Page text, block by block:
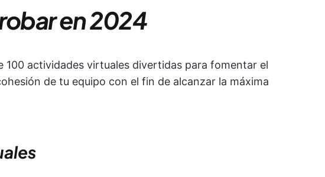
en 2024
100 actividades virtuales divertidas para fomentar el
de tu equipo con el fin de alcanzar la máxima